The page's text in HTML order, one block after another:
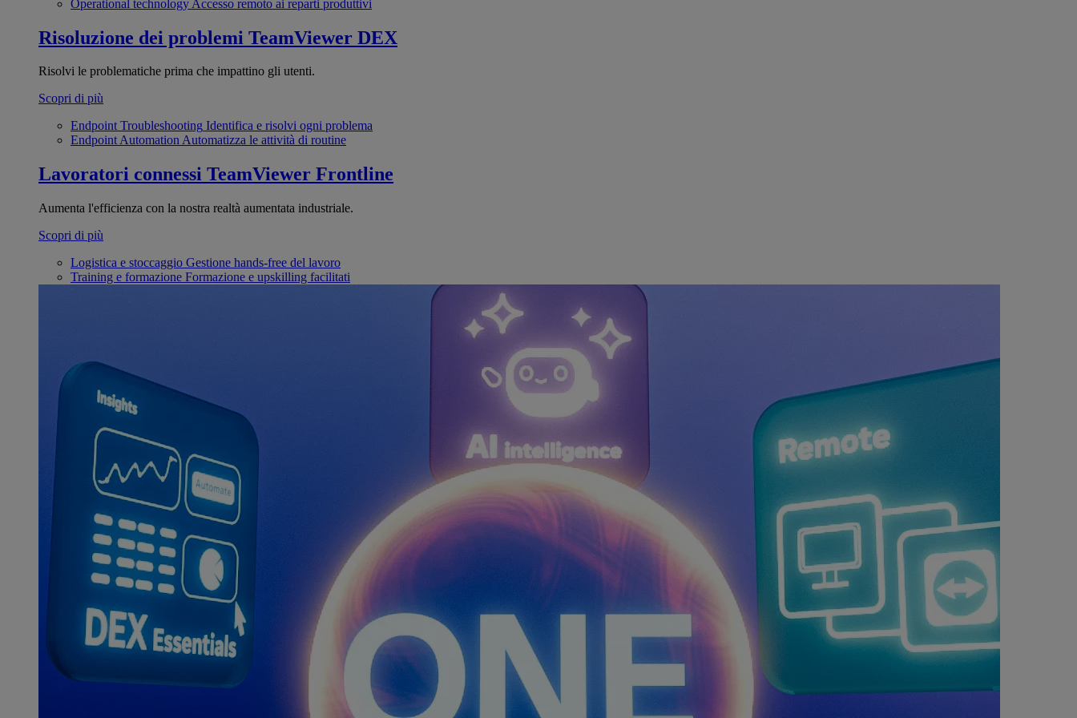
Operational technology Accesso remoto ai reparti produttivi
Risoluzione dei problemi TeamViewer DEX
Risolvi le problematiche prima che impattino gli utenti.
Scopri di più
Endpoint Troubleshooting Identifica e risolvi ogni problema
Endpoint AutomationAutomatizza le attività di routine
Lavoratori connessi TeamViewer Frontline
Aumenta l'efficienza con la nostra realtà aumentata industriale.
Scopri di più
Logistica e stoccaggio Gestione hands-free del lavoro
Training e formazione Formazione e upskilling facilitati